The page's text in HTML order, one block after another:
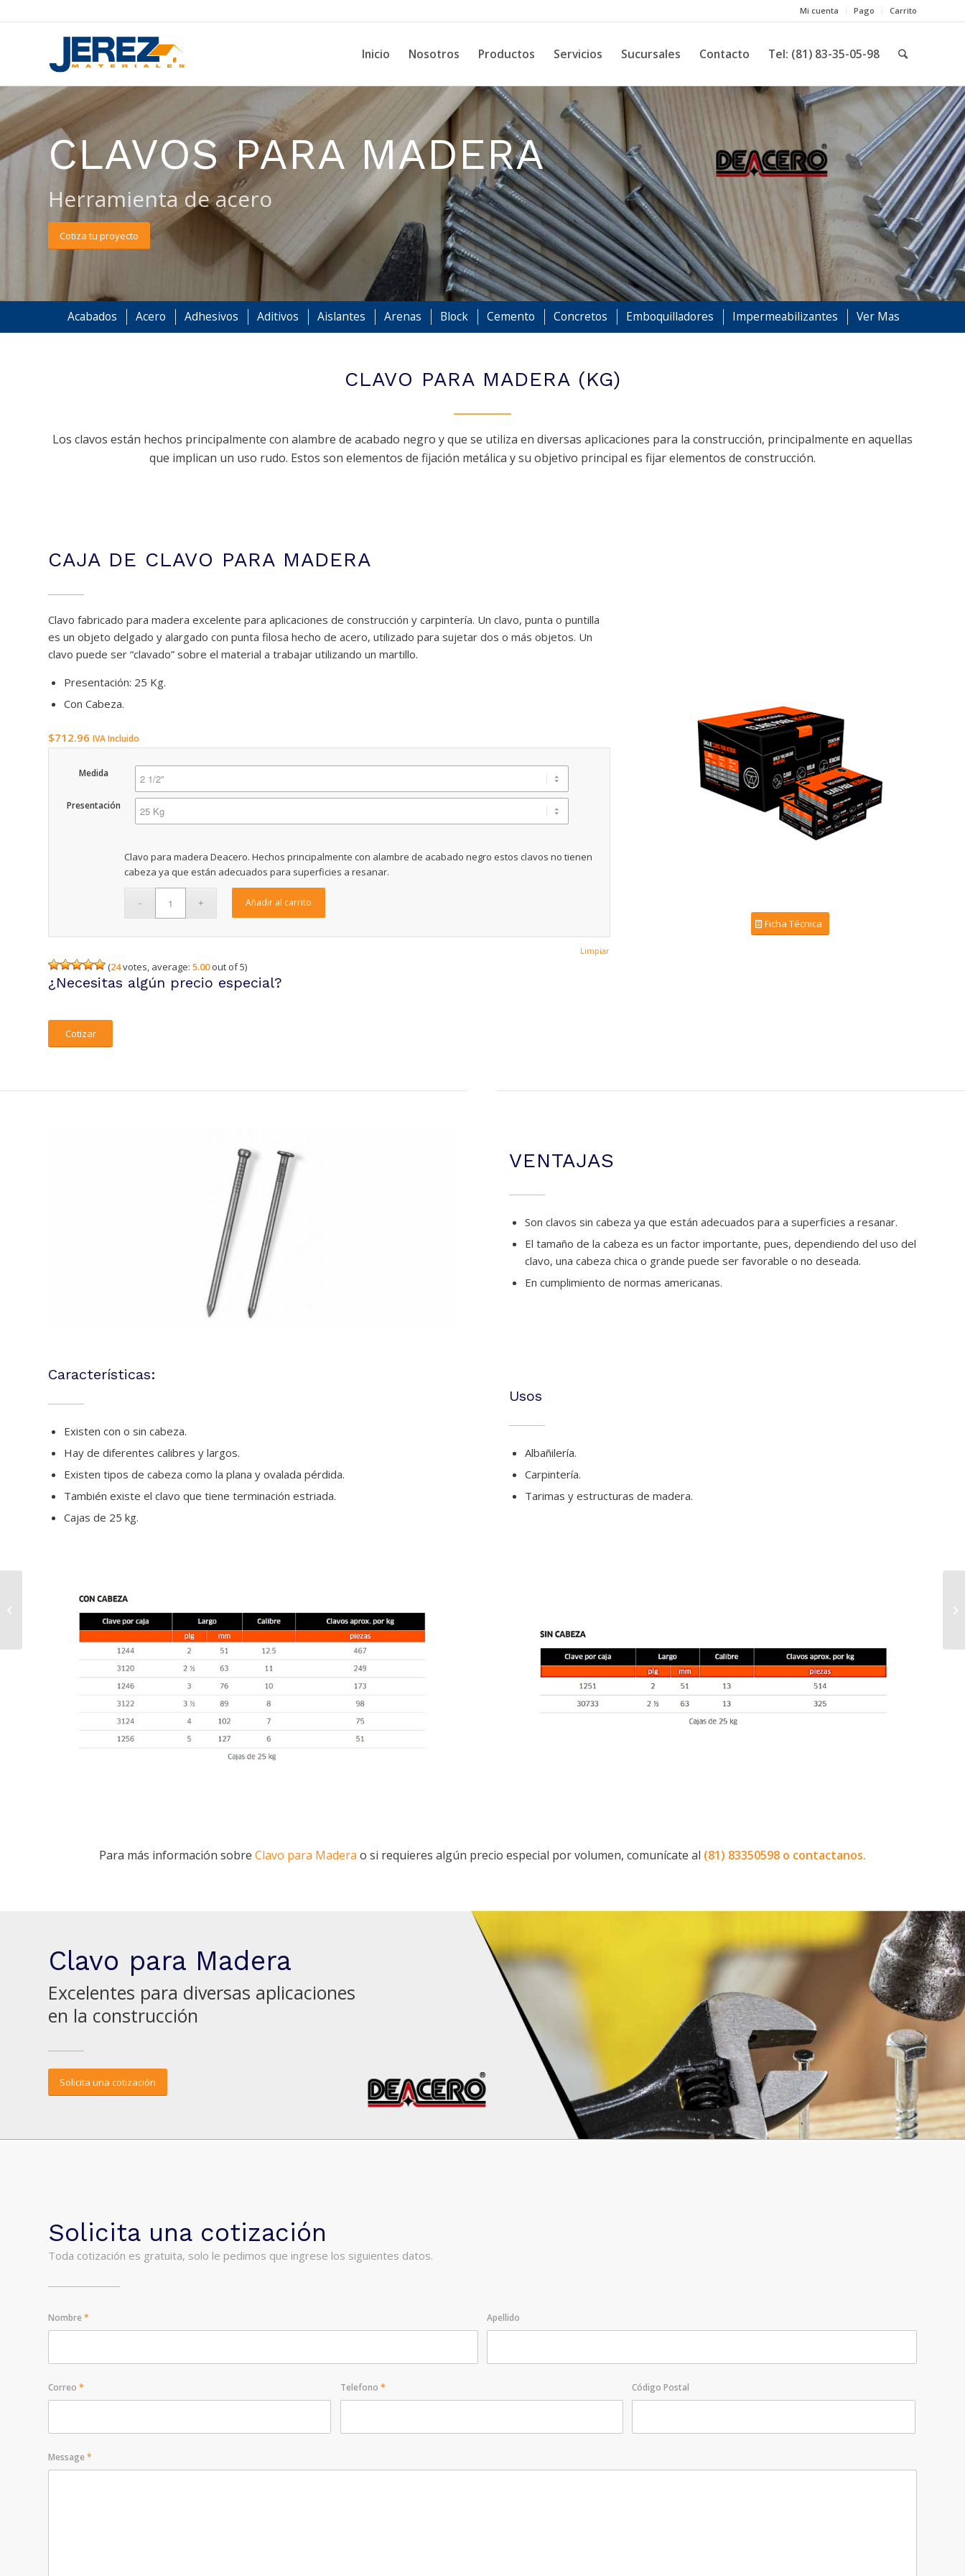
Mi cuenta Pago Carrito
Inicio Nosotros Productos Servicios Sucursales Contacto Tel: (81) 83-35-05-98
CLAVOS PARA MADERA
Herramienta de acero
Cotiza tu proyecto
Acabados Acero Adhesivos Aditivos Aislantes Arenas Block Cemento Concretos Emboquilladores Impermeabilizantes Ver Mas
CLAVO PARA MADERA (KG)
Los clavos están hechos principalmente con alambre de acabado negro y que se utiliza en diversas aplicaciones para la construcción, principalmente en aquellas
que implican un uso rudo. Estos son elementos de fijación metálica y su objetivo principal es fijar elementos de construcción.
CAJA DE CLAVO PARA MADERA
Clavo fabricado para madera excelente para aplicaciones de construcción y carpintería. Un clavo, punta o puntilla
es un objeto delgado y alargado con punta filosa hecho de acero, utilizado para sujetar dos o más objetos. Un
clavo puede ser “clavado” sobre el material a trabajar utilizando un martillo.
Presentación: 25 Kg.
Con Cabeza.
$712.96 IVA Incluido
Medida
Presentación
Limpiar
Clavo para madera Deacero. Hechos principalmente con alambre de acabado negro estos clavos no tienen
cabeza ya que están adecuados para superficies a resanar.
Añadir al carrito
(24votes, average: 5.00out of 5)
¿Necesitas algún precio especial?
Cotizar
Ficha Técnica
VENTAJAS
Son clavos sin cabeza ya que están adecuados para a superficies a resanar.
El tamaño de la cabeza es un factor importante, pues, dependiendo del uso del
clavo, una cabeza chica o grande puede ser favorable o no deseada.
En cumplimiento de normas americanas.
Características:
Existen con o sin cabeza.
Hay de diferentes calibres y largos.
Existen tipos de cabeza como la plana y ovalada pérdida.
También existe el clavo que tiene terminación estriada.
Cajas de 25 kg.
Usos
Albañilería.
Carpintería.
Tarimas y estructuras de madera.
Para más información sobre Clavo para Madera o si requieres algún precio especial por volumen, comunícate al (81) 83350598 o contactanos.
Clavo para Madera
Excelentes para diversas aplicaciones
en la construcción
Solicita una cotización
Solicita una cotización
Toda cotización es gratuita, solo le pedimos que ingrese los siguientes datos.
Nombre * Apellido
Correo * Telefono * Código Postal
Message *
Crestuco Blanco